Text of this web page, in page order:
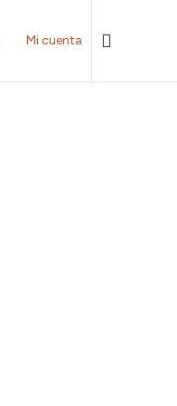
Mi cuenta